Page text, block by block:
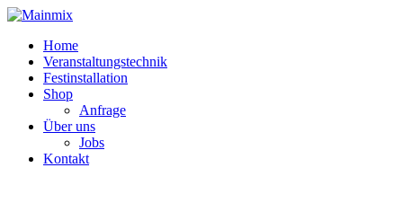
Zum
springenHome
Veranstaltungstechnik
Festinstallation
Shop
Anfrage
Über uns
Jobs
Kontakt